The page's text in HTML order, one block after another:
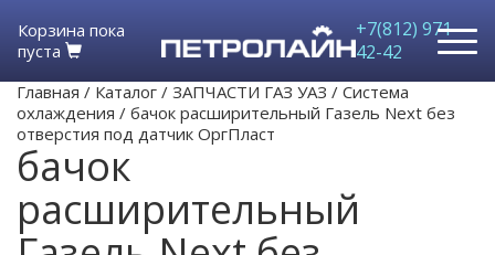
Корзина пока
пуста
+7(812) 971-
42-42
Главная / Каталог / ЗАПЧАСТИ ГАЗ УАЗ / Система
охлаждения / бачок расширительный Газель Next без
отверстия под датчик ОргПласт
бачок
расширительный